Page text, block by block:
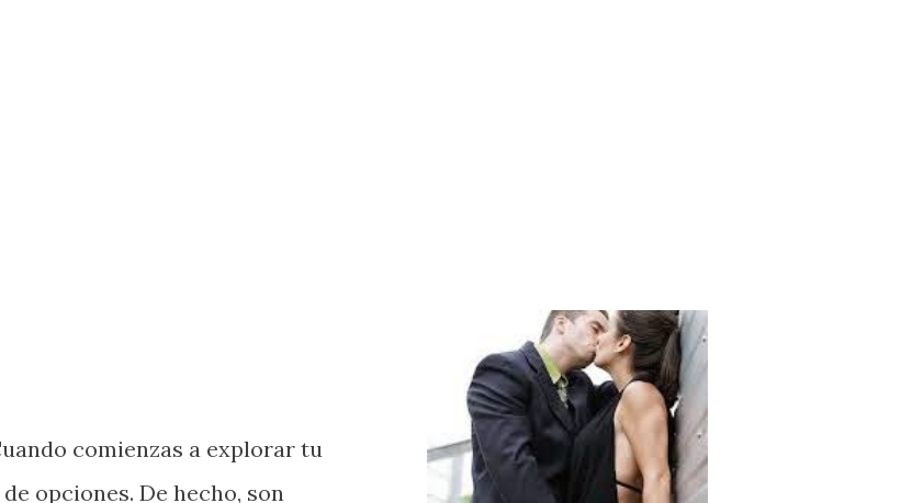
comienzas a explorar tu
opciones. De hecho, son